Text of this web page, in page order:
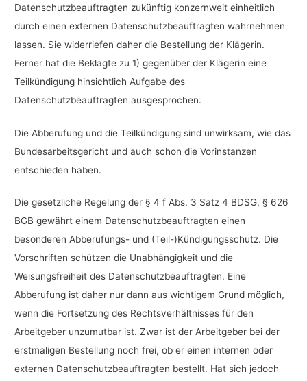
Datenschutzbeauftragten zukünftig konzernweit einheitlich
durch einen externen Datenschutzbeauftragten wahrnehmen
lassen. Sie widerriefen daher die Bestellung der Klägerin.
Ferner hat die Beklagte zu 1) gegenüber der Klägerin eine
Teilkündigung hinsichtlich Aufgabe des
Datenschutzbeauftragten ausgesprochen.
Die Abberufung und die Teilkündigung sind unwirksam, wie das
Bundesarbeitsgericht und auch schon die Vorinstanzen
entschieden haben.
Die gesetzliche Regelung der § 4 f Abs. 3 Satz 4 BDSG, § 626
BGB gewährt einem Datenschutzbeauftragten einen
besonderen Abberufungs- und (Teil-)Kündigungsschutz. Die
Vorschriften schützen die Unabhängigkeit und die
Weisungsfreiheit des Datenschutzbeauftragten. Eine
Abberufung ist daher nur dann aus wichtigem Grund möglich,
wenn die Fortsetzung des Rechtsverhältnisses für den
Arbeitgeber unzumutbar ist. Zwar ist der Arbeitgeber bei der
erstmaligen Bestellung noch frei, ob er einen internen oder
externen Datenschutzbeauftragten bestellt. Hat sich jedoch